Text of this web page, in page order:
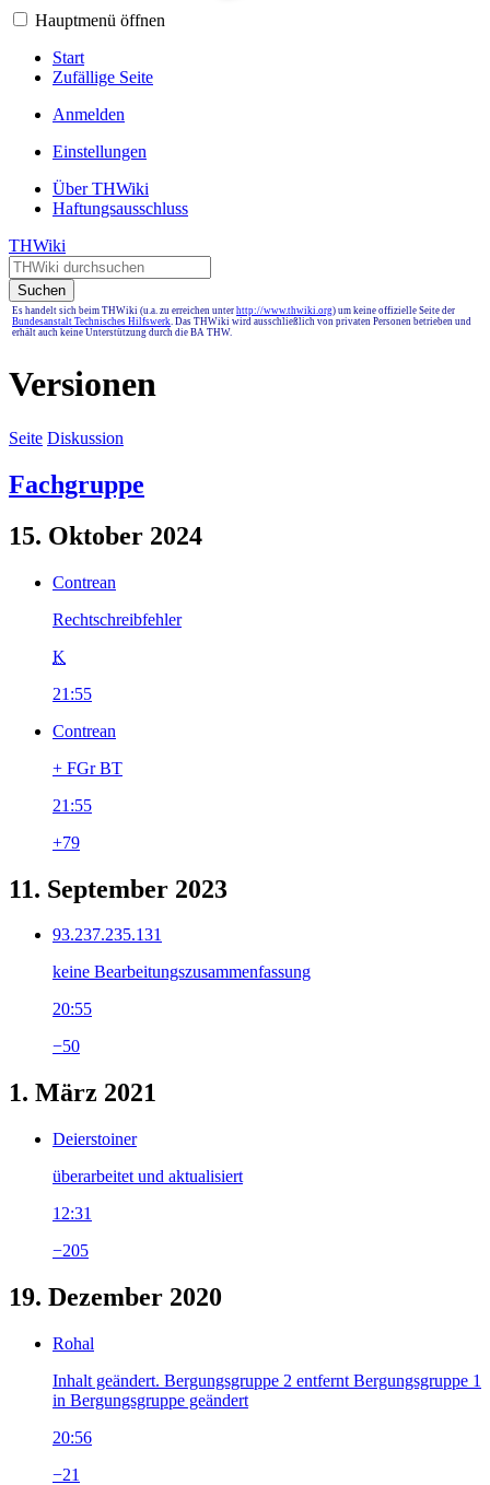
Hauptmenü öffnen
Start
Zufällige Seite
Anmelden
Einstellungen
Über THWiki
Haftungsausschluss
THWiki
Suchen
Es handelt sich beim THWiki (u.a. zu erreichen unter http://www.thwiki.org) um keine offizielle Seite der
Bundesanstalt Technisches Hilfswerk. Das THWiki wird ausschließlich von privaten Personen betrieben und
erhält auch keine Unterstützung durch die BA THW.
Versionen
Seite Diskussion
Fachgruppe
15. Oktober 2024
Contrean
Rechtschreibfehler
K
21:55
Contrean
+ FGr BT
21:55
+79
11. September 2023
93.237.235.131
keine Bearbeitungszusammenfassung
20:55
−50
1. März 2021
Deierstoiner
überarbeitet und aktualisiert
12:31
−205
19. Dezember 2020
Rohal
Inhalt geändert. Bergungsgruppe 2 entfernt Bergungsgruppe 1
in Bergungsgruppe geändert
20:56
−21